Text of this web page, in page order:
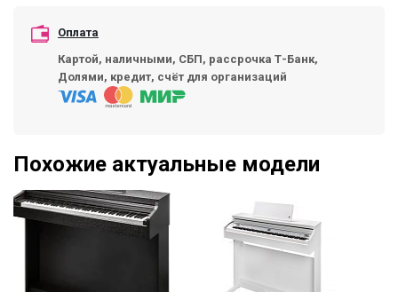
Оплата
Картой, наличными, СБП, рассрочка Т-Банк,
Долями, кредит, счёт для организаций
Похожие актуальные модели